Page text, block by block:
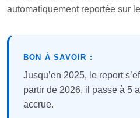
automatiquement reportée sur
BON À SAVOIR :
Jusqu’en 2025, le report
partir de 2026, il passe à 5
accrue.